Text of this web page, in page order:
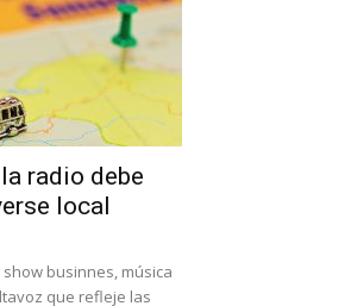
radio debe
local
businnes, música
que refleje las